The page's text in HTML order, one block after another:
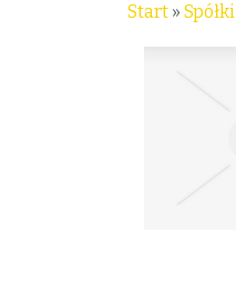
Start » Spółki